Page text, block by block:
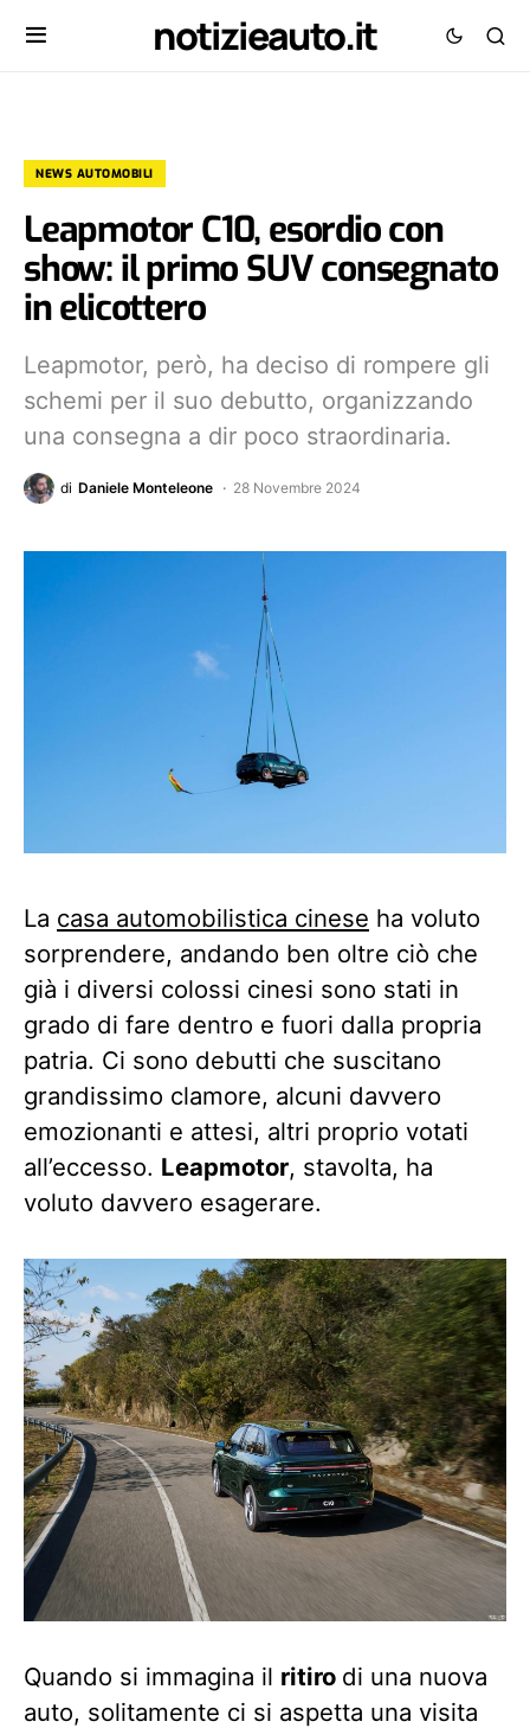
notizieauto.it
NEWS AUTOMOBILI
Leapmotor C10, esordio con
show: il primo SUV consegnato
in elicottero
Leapmotor, però, ha deciso di rompere gli
schemi per il suo debutto, organizzando
una consegna a dir poco straordinaria.
di Daniele Monteleone 28 Novembre 2024
La casa automobilistica cinese ha voluto
sorprendere, andando ben oltre ciò che
già i diversi colossi cinesi sono stati in
grado di fare dentro e fuori dalla propria
patria. Ci sono debutti che suscitano
grandissimo clamore, alcuni davvero
emozionanti e attesi, altri proprio votati
all’eccesso. Leapmotor, stavolta, ha
voluto davvero esagerare.
Quando si immagina il ritiro di una nuova
auto, solitamente ci si aspetta una visita